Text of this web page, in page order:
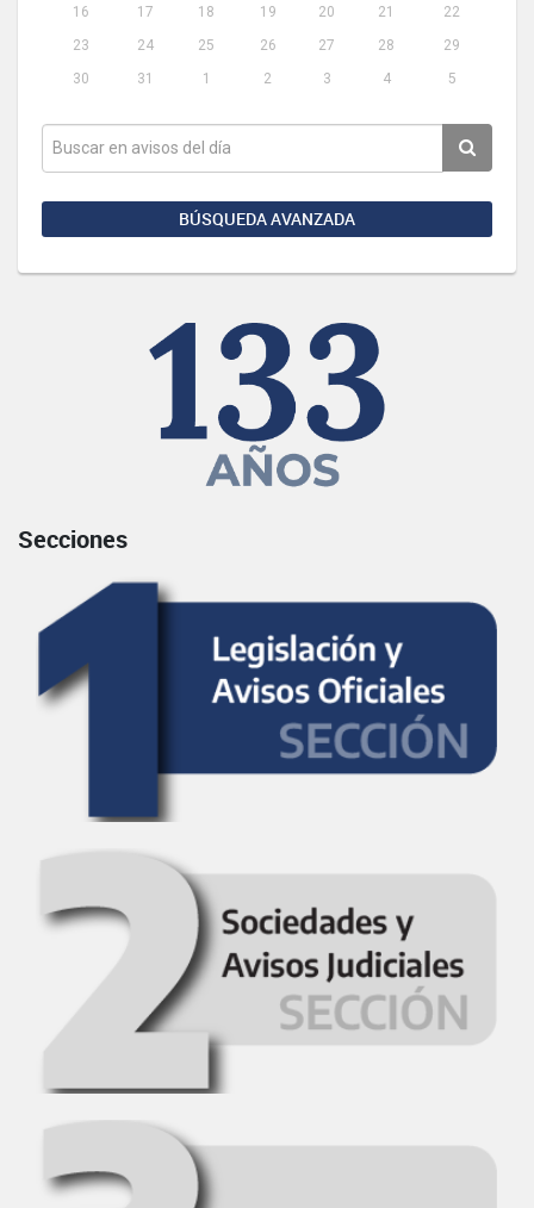
16
17 18 19 20 21
22
23
24 25 26 27 28
29
30
31 1 2 3 4 5
BÚSQUEDA AVANZADA
Secciones